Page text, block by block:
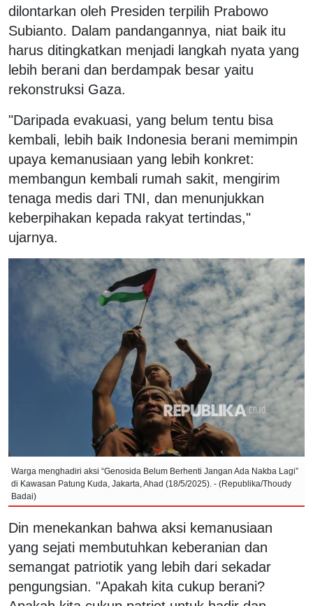
dilontarkan oleh Presiden terpilih Prabowo
Subianto. Dalam pandangannya, niat baik itu
harus ditingkatkan menjadi langkah nyata yang
lebih berani dan berdampak besar yaitu
rekonstruksi Gaza.
"Daripada evakuasi, yang belum tentu bisa
kembali, lebih baik Indonesia berani memimpin
upaya kemanusiaan yang lebih konkret:
membangun kembali rumah sakit, mengirim
tenaga medis dari TNI, dan menunjukkan
keberpihakan kepada rakyat tertindas,"
ujarnya.
Warga menghadiri aksi “Genosida Belum Berhenti Jangan Ada Nakba Lagi”
di Kawasan Patung Kuda, Jakarta, Ahad (18/5/2025). - (Republika/Thoudy
Badai)
Din menekankan bahwa aksi kemanusiaan
yang sejati membutuhkan keberanian dan
semangat patriotik yang lebih dari sekadar
pengungsian. "Apakah kita cukup berani?